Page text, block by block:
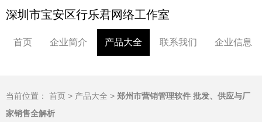
深圳市宝安区行乐君网络工作室
首页 企业简介 产品大全 联系我们 企业信息
当前位置： 首页 > 产品大全 > 郑州市营销管理软件 批发、供应与厂
家销售全解析